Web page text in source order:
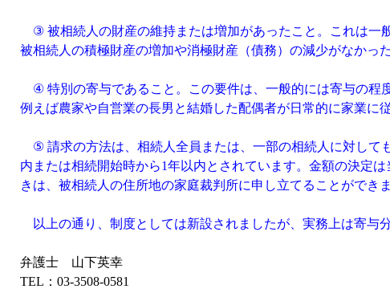
③ 被相続人の財産の維持または増加があったこと。これは一
被相続人の積極財産の増加や消極財産（債務）の減少がなかっ
④ 特別の寄与であること。この要件は、一般的には寄与の程
例えば農家や自営業の長男と結婚した配偶者が日常的に家業に
⑤ 請求の方法は、相続人全員または、一部の相続人に対して
内または相続開始時から1年以内とされています。金額の決定
きは、被相続人の住所地の家庭裁判所に申し立てることができま
以上の通り、制度としては新設されましたが、実務上は寄与
弁護士 山下英幸
TEL：03-3508-0581